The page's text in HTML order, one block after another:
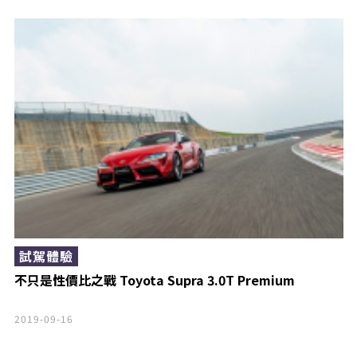
不只是性價比之戰 Toyota Supra 3.0T Premium
試駕體驗
2019-09-16